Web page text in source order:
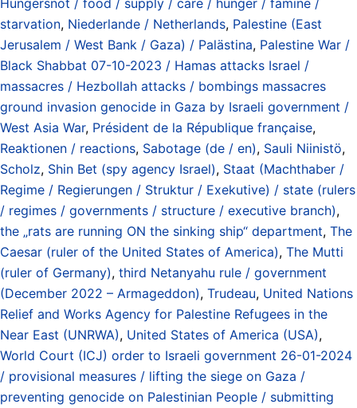
starvation, Niederlande / Netherlands, Palestine (East
Jerusalem / West Bank / Gaza) / Palästina, Palestine War /
Black Shabbat 07-10-2023 / Hamas attacks Israel /
massacres / Hezbollah attacks / bombings massacres
ground invasion genocide in Gaza by Israeli government /
West Asia War, Président de la République française,
Reaktionen / reactions, Sabotage (de / en), Sauli Niinistö,
Scholz, Shin Bet (spy agency Israel), Staat (Machthaber /
Regime / Regierungen / Struktur / Exekutive) / state (rulers
/ regimes / governments / structure / executive branch),
the „rats are running ON the sinking ship“ department, The
Caesar (ruler of the United States of America), The Mutti
(ruler of Germany), third Netanyahu rule / government
(December 2022 – Armageddon), Trudeau, United Nations
Relief and Works Agency for Palestine Refugees in the
Near East (UNRWA), United States of America (USA),
World Court (ICJ) order to Israeli government 26-01-2024
/ provisional measures / lifting the siege on Gaza /
preventing genocide on Palestinian People / submitting